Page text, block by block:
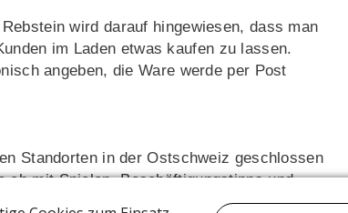
wird darauf hingewiesen, dass man
im Laden etwas kaufen zu lassen.
angeben, die Ware werde per Post
Standorten in der Ostschweiz geschlossen
mit Spielen, Beschäftigungstipps und
uns ab sofort viel mehr Zeit zu Hause, beim